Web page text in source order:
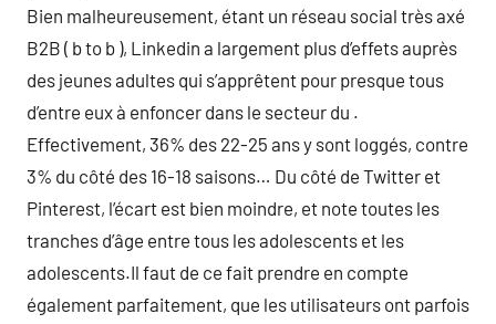
Bien malheureusement, étant un réseau social très axé
B2B ( b to b ), Linkedin a largement plus d’effets auprès
des jeunes adultes qui s’apprêtent pour presque tous
d’entre eux à enfoncer dans le secteur du .
Effectivement, 36% des 22-25 ans y sont loggés, contre
3% du côté des 16-18 saisons… Du côté de Twitter et
Pinterest, l’écart est bien moindre, et note toutes les
tranches d’âge entre tous les adolescents et les
adolescents.Il faut de ce fait prendre en compte
également parfaitement, que les utilisateurs ont parfois